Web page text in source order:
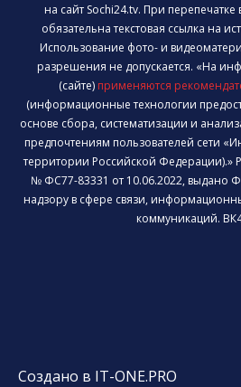
на сайт Sochi24.tv. При
обязательна текстовая ссылка на
Использование фото- и
разрешения не допускается. «На
(сайте) применяются
(информационные технологии
основе сбора, систематизации и
предпочтениям пользователей сети
территории Российской Федерации).»
№ ФС77-83331 от 10.06.2022, выдано
надзору в сфере связи,
коммуникаций.
Создано в IT-ONE.PRO